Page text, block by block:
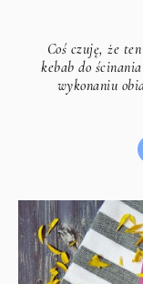
Coś czuję, że
kebab do
wykonaniu